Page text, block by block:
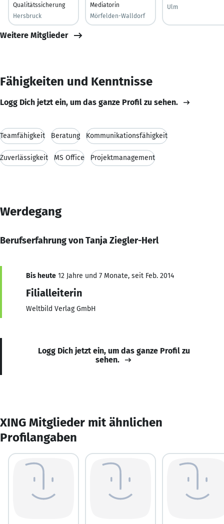
Qualitätssicherung
Hersbruck
Mediatorin
Mörfelden-Walldorf
Ulm
Weitere Mitglieder
Fähigkeiten und Kenntnisse
Logg Dich jetzt ein, um das ganze Profil zu sehen.
Teamfähigkeit Beratung Kommunikationsfähigkeit
Zuverlässigkeit MS Office Projektmanagement
Werdegang
Berufserfahrung von Tanja Ziegler-Herl
Bis heute 12 Jahre und 7 Monate, seit Feb. 2014
Filialleiterin
Weltbild Verlag GmbH
Logg Dich jetzt ein, um das ganze Profil zu
sehen.
XING Mitglieder mit ähnlichen
Profilangaben